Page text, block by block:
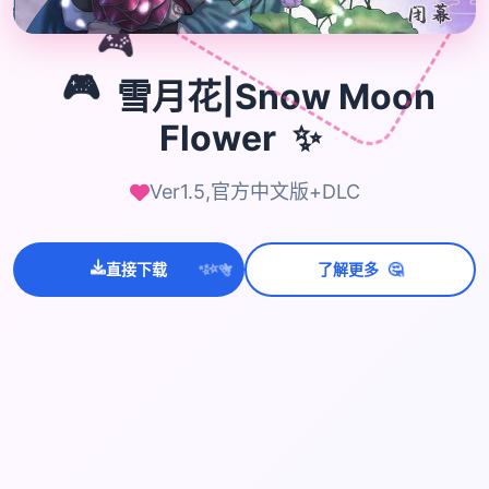
🎮
🎮 雪月花|Snow Moon
Flower ✨
Ver1.5,官方中文版+DLC
直接下载 ✨
⭐💫 了解更多 🤔